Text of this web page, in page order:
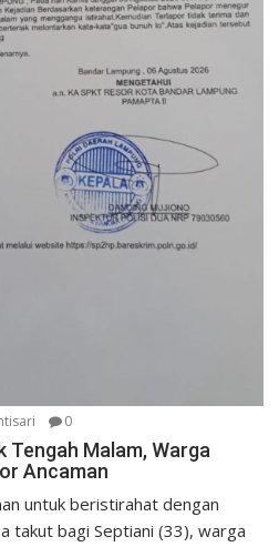
0
Tengah Malam, Warga
Ancaman
untuk beristirahat dengan
takut bagi Septiani (33), warga